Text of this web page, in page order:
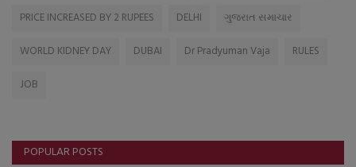
PRICE INCREASED BY 2 RUPEES
DELHI
ગુજરાત સમાચાર
WORLD KIDNEY DAY
DUBAI Dr Pradyuman Vaja
RULES
JOB
POPULAR POSTS